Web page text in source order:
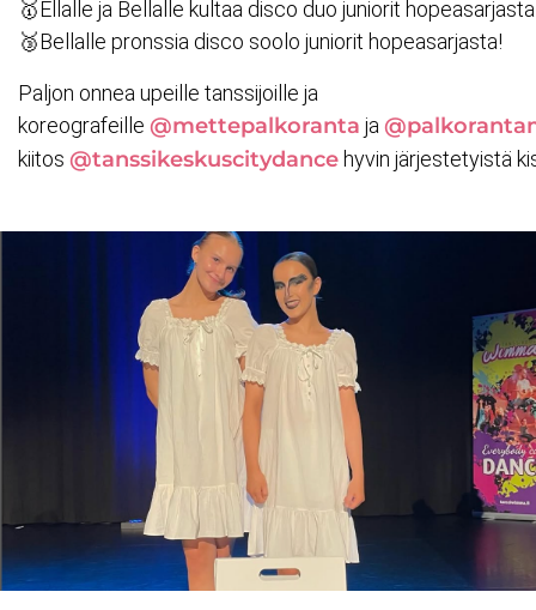
🥇Ellalle ja Bellalle kultaa disco duo juniorit
🥉Bellalle pronssia disco soolo juniorit hopeasarjasta!
Paljon onnea upeille tanssijoille ja
koreografeille @mettepalkoranta ja
kiitos @tanssikeskuscitydancehyvin järjestetyistä